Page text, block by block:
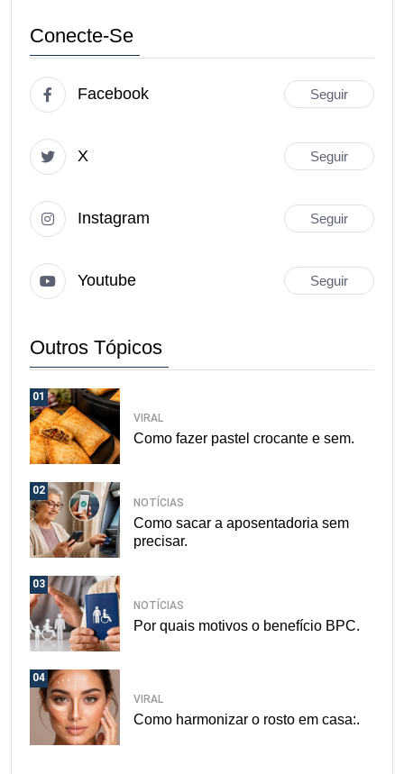
Conecte-Se
Facebook Seguir
X Seguir
Instagram Seguir
Youtube Seguir
Outros Tópicos
01
VIRAL
Como fazer pastel crocante e sem.
02
NOTÍCIAS
Como sacar a aposentadoria sem
precisar.
03
NOTÍCIAS
Por quais motivos o benefício BPC.
04
VIRAL
Como harmonizar o rosto em casa:.